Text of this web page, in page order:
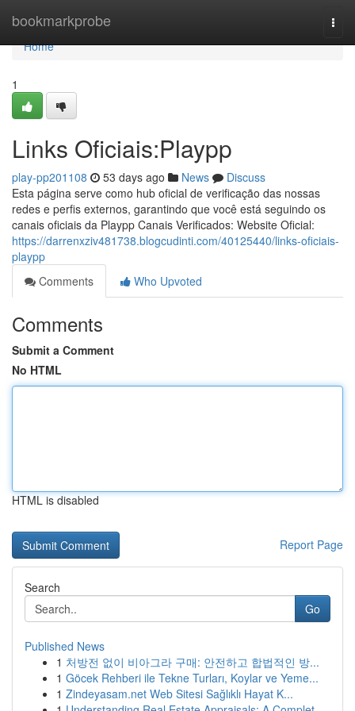
bookmarkprobe
Home
Home
1
Links Oficiais:Playpp
play-pp201108 53 days ago News
Discuss
Esta página serve como hub oficial de verificação das nossas
redes e perfis externos, garantindo que você está seguindo os
canais oficiais da Playpp Canais Verificados: Website Oficial:
https://darrenxziv481738.blogcudinti.com/40125440/links-oficiais-
playpp
Comments
Who Upvoted
Comments
Submit a Comment
No HTML
HTML is disabled
Report Page
Search
Go
Published News
1 처방전 없이 비아그라 구매: 안전하고 합법적인 방...
1 Göcek Rehberi ile Tekne Turları, Koylar ve Yeme...
1 Zindeyasam.net Web Sitesi Sağlıklı Hayat K...